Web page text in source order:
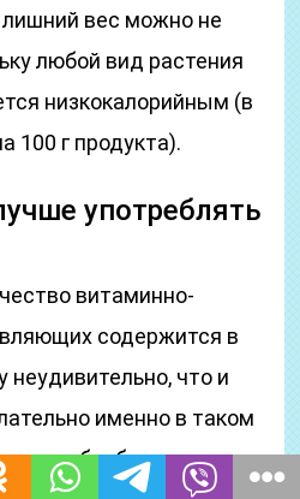
вес можно не
любой вид растения
низкокалорийным (в
100 г продукта).
употреблять
витаминно-
содержится в
неудивительно, что и
именно в таком
обработка